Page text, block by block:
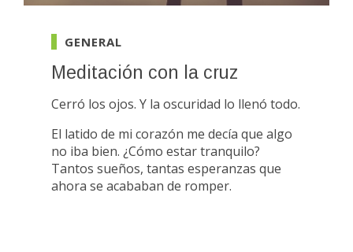
GENERAL
Meditación con la cruz
Cerró los ojos. Y la oscuridad lo llenó todo.
El latido de mi corazón me decía que algo
no iba bien. ¿Cómo estar tranquilo?
Tantos sueños, tantas esperanzas que
ahora se acababan de romper.